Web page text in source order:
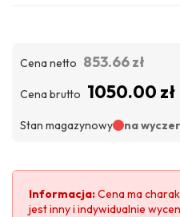
Cena netto 853.66 zł
Cena brutto 1050.00 zł
Stan magazynowy na
Informacja:Cena ma
jest inny i indywidualnie